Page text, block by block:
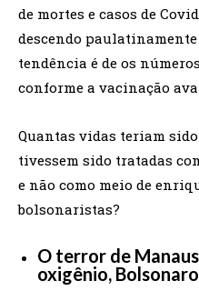
de mortes e casos de
descendo
tendência é de os
conforme a vacinação
Quantas vidas teriam
tivessem sido tratadas
e não como meio de
bolsonaristas?
O terror de
oxigênio,